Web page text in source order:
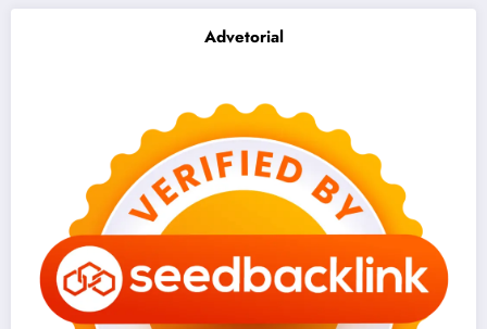
Advetorial